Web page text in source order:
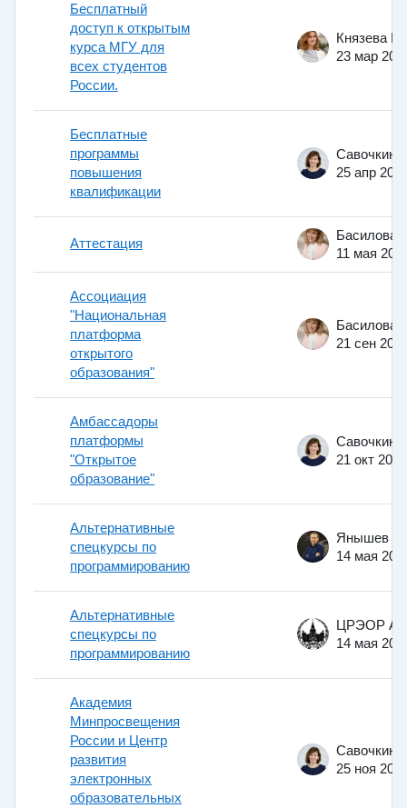
Бесплатный
доступ к открытым
курса МГУ для
всех студентов
России.
23 мар
Бесплатные
программы
повышения
квалификации
25 апр
Аттестация
11 мая
Ассоциация
"Национальная
платформа
открытого
образования"
21 сен
Амбассадоры
платформы
"Открытое
образование"
21 окт 2022
Альтернативные
спецкурсы по
программированию
14 мая
Альтернативные
спецкурсы по
программированию
14 мая
Академия
Минпросвещения
России и Центр
развития
электронных
образовательных
25 ноя